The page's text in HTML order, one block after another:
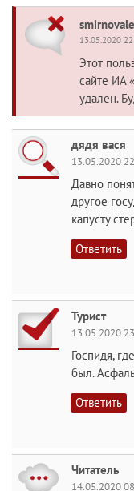
13.05.2020
Этот
сайте ИА
удален.
дядя вася
13.05.2020
Давно
другое
капусту
Ответить
Турист
13.05.2020
Госпидя,
был.
Ответить
Читатель
14.05.2020